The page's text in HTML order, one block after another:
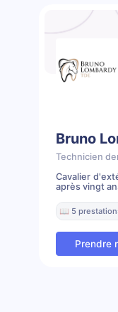
Bruno
Technicien
Cavalier
après vingt
📖 5
Prendre